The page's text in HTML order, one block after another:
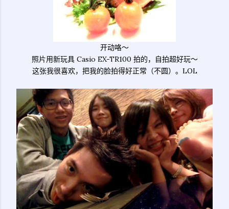
开动咯～
照片用新玩具 Casio EX-TR100 拍的，自拍超好玩～
这张我很喜欢，把我的脸拍得好正常（不圆）。LOL